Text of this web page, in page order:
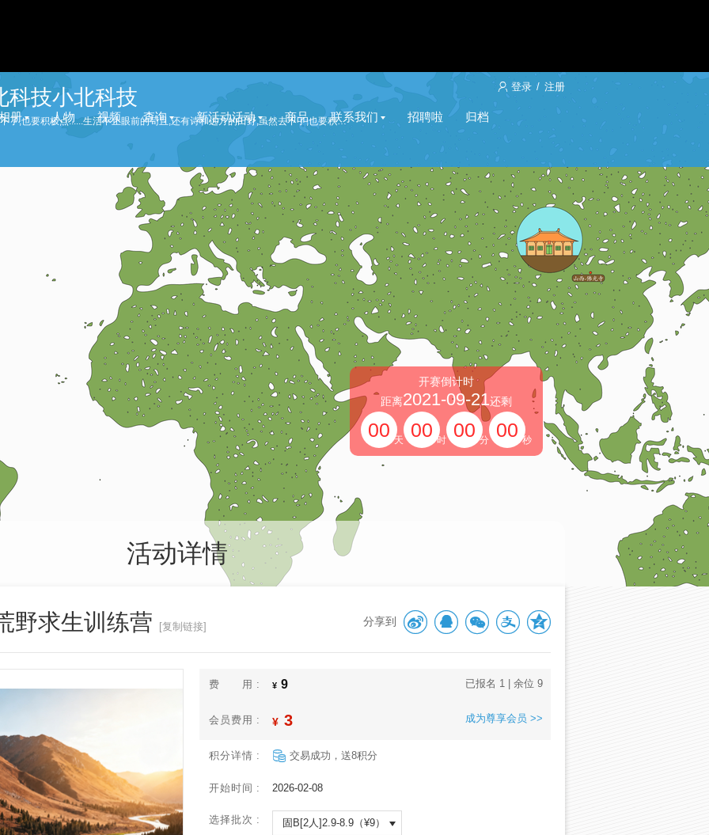
开赛倒计时
距离2021-09-21还剩
00 天 00 时 00 分 00 秒
科技小北科技
生活不止眼前的苟且,还有诗和远方的田野,虽然去不了,也要积极点......生活不止眼前的苟且,还有诗和远方的田野,虽然去不了,也要积极点......
登录 / 注册
册 人物 视频 查询 新活动活动 商品 联系我们 招聘啦 归档
活动详情
野求生训练营 [复制链接] 分享到
已报名 1 | 余位 9
成为尊享会员 >>
费用 9
会员费用 3
积分详情 交易成功，送8积分
开始时间 2026-02-08
选择批次 固B[2人]2.9-8.9 （¥9）